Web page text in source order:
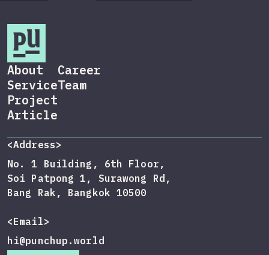
About
Service
Project
Article
Career
Team
<Address>
No. 1 Building, 6th Floor,
Soi Patpong 1, Surawong Rd,
Bang Rak, Bangkok 10500
<Email>
hi@punchup.world